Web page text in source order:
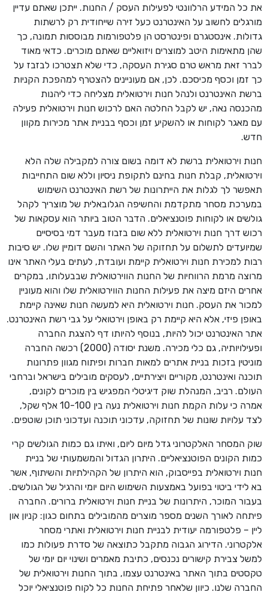
את כל המידע הרלוונטי לפעילות העסק / החנות. ייתכן שאתם עדיין
מורגלים לחשוב על האינטרנט כעל זירה שייחודית רק לרשתות
גדולות. אינסטגרם ופינטרסט הן פלטפורמות מבוססות תמונה, כך
שהן מתאימות היטב למוצרים ויזואליים שאתם מוכרים. כדאי מאוד
לברר זאת מראש טרם סגירת העסקה, כדי שלא תצטרכו לבזבז על
כך זמן וכסף מכיסכם. לכן, אם מעוניינים להצטרף למהפכת הקניות
ברשת האינטרנט ולנהל חנות וירטואלית מצליחה כדי ליהנות
מהכנסה נאה, יש לקבל החלטה האם לרכוש חנות וירטואלית פעילה
עם מאגר לקוחות או להשקיע זמן וכסף בבניית אתר מכירות מקוון
חדש.
חנות וירטואלית ברשת לא דומה בשום צורה למקבילה שלה הלא
וירטואלית, קבלת חנות בחינם לתקופת ניסיון וללא שום התחייבות
תאפשר לך לגלות את הייתרונות של רשת האינטרנט השימוש
במערכת מסחר מתקדמת והחשיפה הגלובאלית של מוצריך לקהל
גולשים או לקוחות פוטנציאלים. הדבר הטוב ביותר הוא עסקאות של
רכוש דרך חנות וירטואלית ללא שום בזבוז מעבר דמי בסיסיים
שמיועדים לתשלום על תחזוקה של האתר והשם דומיין שלו. יש סיבות
רבות למכירת חנות וירטואלית קיימת ועובדת, לעתים בעלי האתר אינו
מרוצה מרמת הרווחיות של החנות הווירטואלית שבבעלותו, במקרים
אחרים היזם מיצה את פעילות החנות הווירטואלית שלו והוא מעוניין
למכור את העסק. חנות וירטואלית היא למעשה חנות שאינה קיימת
באופן פיזי, אלא היא קיימת רק באופן וירטואלי על גבי רשת האינטרנט.
אתר האינטרנט יכול להיות, בנוסף להיותו דף להצגת החברה
ופעילויותיה, גם כלי מכירה. משנת יסודה (2000) רכשה החברה
מוניטין בזכות בניית אתרים למאות חברות ופיתוח מגוון פתרונות
תוכנה ואינטרנט, מקוריים ויצירתיים, לעסקים מובילים בישראל וברחבי
העולם. רביב, המנהלת שוק דיגיטלי המפגיש בין מוכרים לקונים,
אמרה כי עלות הקמת חנות וירטואלית נעה בין 10-100 אלף שקל,
לצד עלויות שונות של תחזוקה, עדכוני תוכנה ועדכוני תוכן שוטפים.
שוק המסחר האלקטרוני גדל מיום ליום, ואיתו גם כמות הגולשים קרי
כמות הקונים הפוטנציאליים. היתרון הגדול והמשמעותי של בניית
חנות וירטואלית בפייסבוק, הוא היתרון של הקהילתיות והשיתוף, אשר
בא לידי ביטוי בפועל באמצעות השימוש היום יומי והרגיל של הגולשים.
בעבור המוכר, היתרונות של בניית חנות וירטואלית ברורים. החברה
פיתחה לאורך השנים מספר מוצרים מהמובילים בתחום כגון: קניון און
ליין – פלטפורמה יעודית לבניית חנות וירטואלית ואתרי מסחר
אלקטרוני. הדירוג הגבוה מתקבל כתוצאה של סדרת פעולות כמו
למשל צבירת קישורים נכנסים, כתיבת מאמרים ושינוי יום יומי של
טקסטים בתוך האתר באינטרנט עצמו, בתוך החנות וירטואלית של
החברה שלנו. כיוון שלאחר פתיחת החנות כל לקוח פוטנציאלי יוכל